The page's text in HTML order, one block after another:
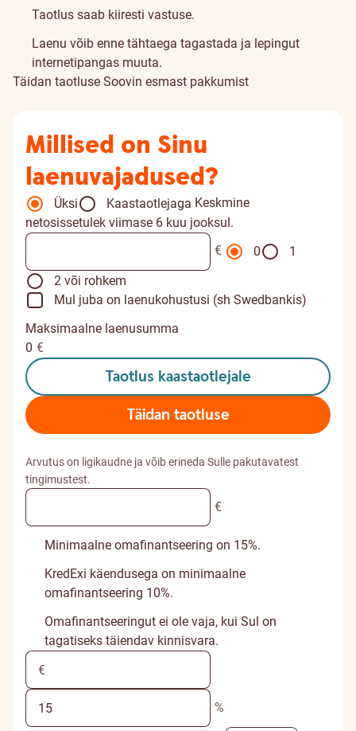
Taotlus saab kiiresti vastuse.
Laenu võib enne tähtaega tagastada ja lepingut
internetipangas muuta.
Täidan taotluse Soovin esmast pakkumist
Millised on Sinu
laenuvajadused?
Üksi Kaastaotlejaga Keskmine
netosissetulek viimase 6 kuu jooksul.
€
0
1
2 või rohkem
Mul juba on laenukohustusi (sh Swedbankis)
Maksimaalne laenusumma
0 €
Taotlus kaastaotlejale
Täidan taotluse
Arvutus on ligikaudne ja võib erineda Sulle pakutavatest
tingimustest.
€
Minimaalne omafinantseering on 15%.
KredExi käendusega on minimaalne
omafinantseering 10%.
Omafinantseeringut ei ole vaja, kui Sul on
tagatiseks täiendav kinnisvara.
%